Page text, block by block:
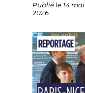
Publié le 14 mai
2026